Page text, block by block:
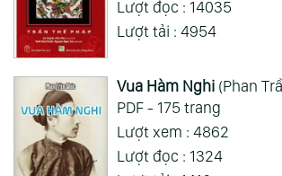
Lượt đọc : 14035
Lượt tải : 4954
Vua Hàm Nghi(Phan
PDF - 175 trang
Lượt xem : 4862
Lượt đọc : 1324